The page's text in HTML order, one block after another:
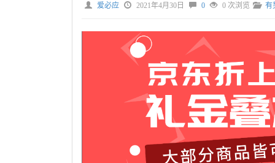
爱必应 2021年4月30日 0 0 次浏览 有